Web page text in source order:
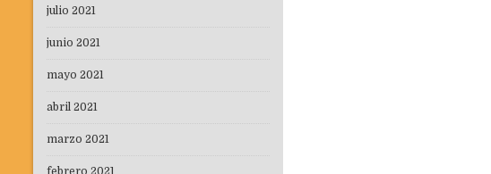
julio 2021
junio 2021
mayo 2021
abril 2021
marzo 2021